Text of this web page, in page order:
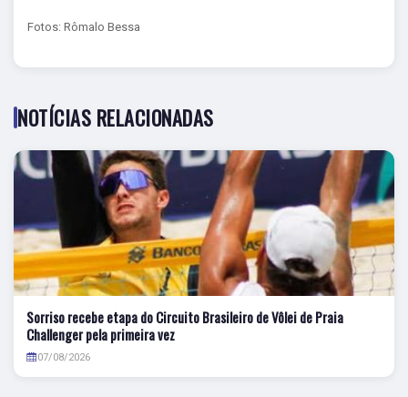
Fotos: Rômalo Bessa
NOTÍCIAS RELACIONADAS
Sorriso recebe etapa do Circuito Brasileiro de Vôlei de Praia
Challenger pela primeira vez
07/08/2026